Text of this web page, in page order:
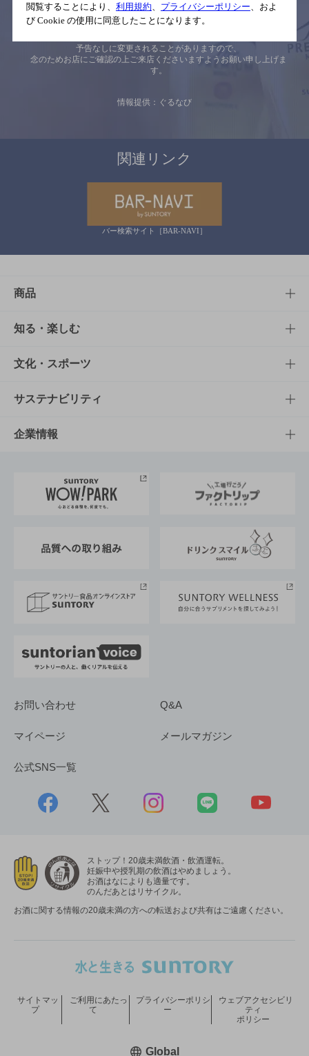
サイトマップ ご意見・ご感想
予告なしに変更されることがありますので、
念のためお店にご確認の上ご来店くださいますようお願い申し上げま
す。
情報提供：ぐるなび
関連リンク
バー検索サイト［BAR-NAVI］
商品
商品TOP
商品一覧
商品発売情報
栄養成分一覧
知る・楽しむ
知る・楽しむTOP
キャンペーン
工場見学
地域情報
文化・スポーツ
文化・スポーツTOP
サントリーホール
サントリーサンバーズ大阪
サステナビリティ
サステナビリティTOP
サントリーが考えるサステナビリティ経営
企業情報
企業概要
採用情報
お問い合わせ Q&A
マイページ メールマガジン
公式SNS一覧
ストップ！20歳未満飲酒・飲酒運転。
妊娠中や授乳期の飲酒はやめましょう。
お酒はなによりも適量です。
のんだあとはリサイクル。
お酒に関する情報の20歳未満の方への転送および共有はご遠慮ください。
サイトマッ
プ
ご利用にあたっ
て
プライバシーポリシ
ー
ウェブアクセシビリ
ティ
ポリシー
Global新しいウィンドウで開く
閲覧することにより、 利用規約、 プライバシーポリシー、およ
び Cookie の使用に同意したことになります。